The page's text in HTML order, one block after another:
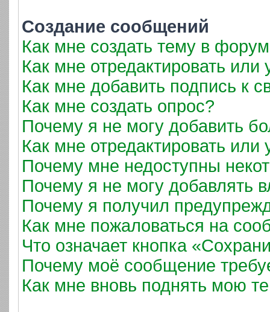
Создание сообщений
Как мне создать тему в
Как мне отредактировать
Как мне добавить подпись к
Как мне создать опрос?
Почему я не могу добавить
Как мне отредактировать или
Почему мне недоступны
Почему я не могу добавлять
Почему я получил
Как мне пожаловаться на
Что означает кнопка
Почему моё сообщение
Как мне вновь поднять мою